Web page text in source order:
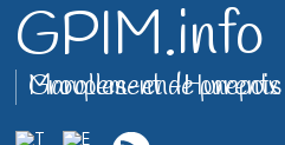
GPIM.info
Groupement de parents indépendants de Marolles-en-Hurepoix